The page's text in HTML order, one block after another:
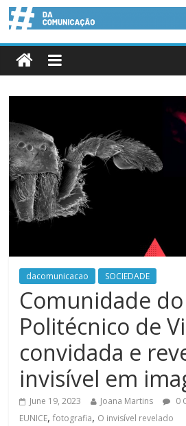
dacomunicacao SOCIEDADE
Comunidade do
Politécnico de
convidada e
invisível em
June 19, 2023 Joana Martins 0
EUNICE,fotografia, O invisível revelado